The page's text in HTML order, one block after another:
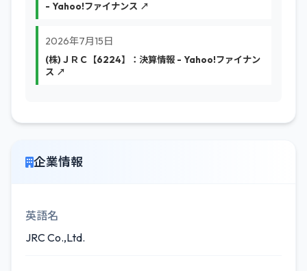
- Yahoo!ファイナンス ↗
2026年7月15日
(株)ＪＲＣ【6224】：決算情報 - Yahoo!ファイナン
ス ↗
企業情報
英語名
JRC Co.,Ltd.